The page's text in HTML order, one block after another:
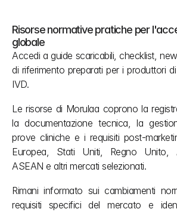
Risorse normative pratiche per
globale
Accedi a guide scaricabili, checklist,
di riferimento preparati per i produttori
IVD.
Le risorse di Morulaa coprono la
la documentazione tecnica, la
prove cliniche e i requisiti post-
Europea, Stati Uniti, Regno Unito,
ASEAN e altri mercati selezionati.
Rimani informato sui cambiamenti
requisiti specifici del mercato e